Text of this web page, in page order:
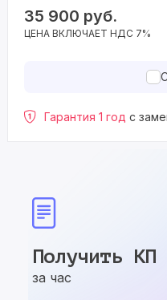
35 900 руб.
ЦЕНА ВКЛЮЧАЕТ НДС 7%
Гарантия 1 год с
Получить КП
за час